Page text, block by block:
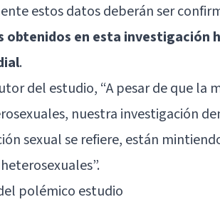
estos datos deberán ser
obtenidos en esta investigación
.
del estudio, “A pesar de que la
nuestra investigación
sexual se refiere, están
polémico estudio